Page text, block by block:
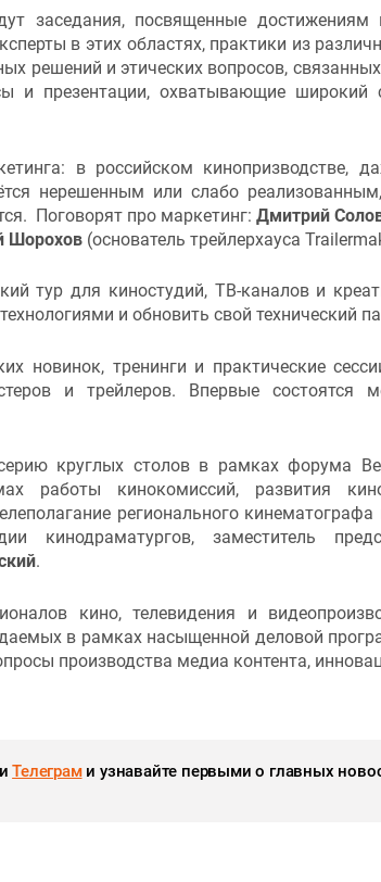
заседания, посвященные
в этих областях, практики из
решений и этических вопросов,
и презентации, охватывающие широкий
в российском кинопризводстве,
нерешенным или слабо
Поговорят про маркетинг: Дмитрий
Шорохов (основатель трейлерхауса
тур для киностудий, ТВ-каналов и
и обновить свой технический
новинок, тренинги и практические
и трейлеров. Впервые состоятся
круглых столов в рамках форума
работы кинокомиссий, развития
регионального
кинодраматургов, заместитель
.
кино, телевидения и
в рамках насыщенной деловой
производства медиа контента,
Телеграми узнавайте первыми о главных